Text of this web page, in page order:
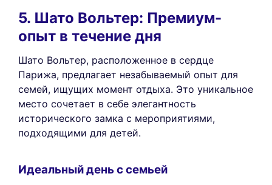
5. Шато Вольтер: Премиум-
опыт в течение дня
Шато Вольтер, расположенное в сердце
Парижа, предлагает незабываемый опыт для
семей, ищущих момент отдыха. Это уникальное
место сочетает в себе элегантность
исторического замка с мероприятиями,
подходящими для детей.
Идеальный день с семьей